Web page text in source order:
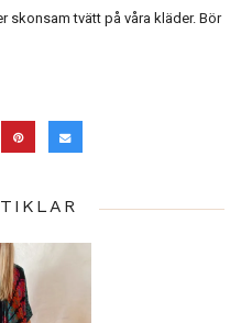
skonsam tvätt på våra kläder. Bör